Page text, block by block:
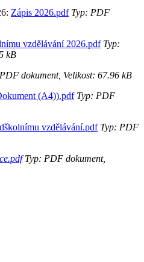
Zápis 2026.pdfTyp: PDF
vzdělávání 2026.pdfTyp:
kB
dokument, Velikost: 67.96 kB
(A4)).pdfTyp: PDF
vzdělávání.pdfTyp: PDF
Typ: PDF dokument,